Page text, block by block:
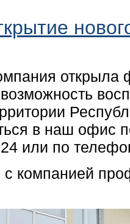
открыла
в наш офис
или по
с компанией